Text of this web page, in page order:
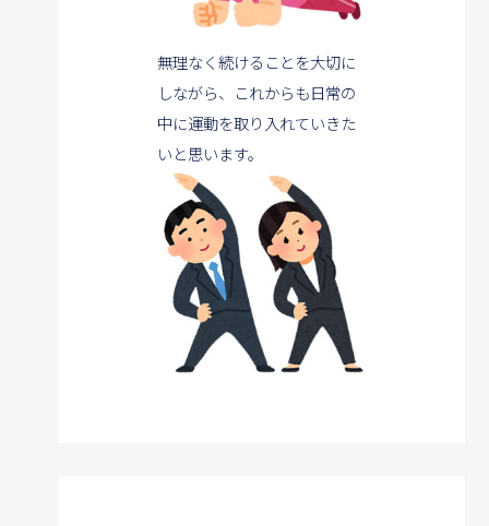
無理なく続けることを大切に
しながら、これからも日常の
中に運動を取り入れていきた
いと思います。